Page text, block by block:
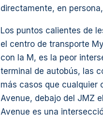
directamente, en
Los puntos calientes de
el centro de transporte
con la M, es la peor
terminal de autobús, las
más casos que cualquier
Avenue, debajo del JMZ
Avenue es una